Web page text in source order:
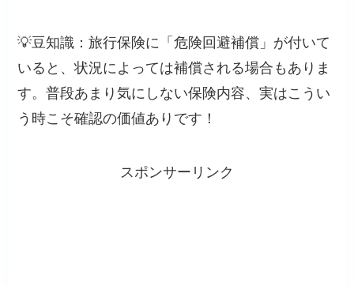
💡豆知識：旅行保険に「危険回避補償」が付いて
いると、状況によっては補償される場合もありま
す。普段あまり気にしない保険内容、実はこうい
う時こそ確認の価値ありです！
スポンサーリンク